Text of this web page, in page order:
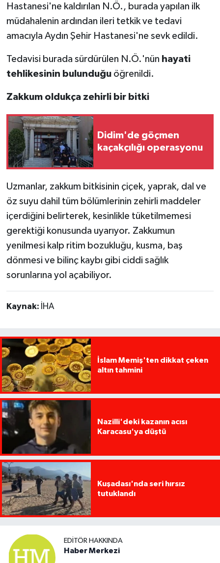
Hastanesi'ne kaldırılan N.Ö., burada yapılan ilk
müdahalenin ardından ileri tetkik ve tedavi
amacıyla Aydın Şehir Hastanesi'ne sevk edildi.
Tedavisi burada sürdürülen N.Ö.'nün hayati
tehlikesinin bulunduğuöğrenildi.
Zakkum oldukça zehirli bir bitki
Didim'de göçmen
kaçakçılığı operasyonu
Uzmanlar, zakkum bitkisinin çiçek, yaprak, dal ve
öz suyu dahil tüm bölümlerinin zehirli maddeler
içerdiğini belirterek, kesinlikle tüketilmemesi
gerektiği konusunda uyarıyor. Zakkumun
yenilmesi kalp ritim bozukluğu, kusma, baş
dönmesi ve bilinç kaybı gibi ciddi sağlık
sorunlarına yol açabiliyor.
Kaynak: İHA
İslam Memiş'ten dikkat çeken
altın tahmini
Nazilli'deki kazanın acısı
Karacasu'ya düştü
Kuşadası'nda seri hırsız
tutuklandı
EDITÖR HAKKINDA
Haber Merkezi